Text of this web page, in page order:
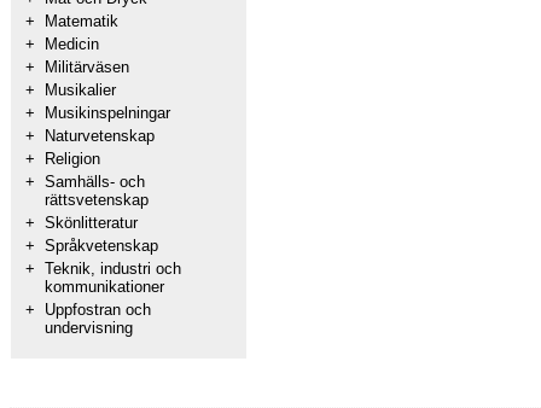
+
Matematik
+
Medicin
+
Militärväsen
+
Musikalier
+
Musikinspelningar
+
Naturvetenskap
+
Religion
+ Samhälls- och
rättsvetenskap
+ Skönlitteratur
+ Språkvetenskap
+ Teknik, industri och
kommunikationer
+
Uppfostran och
undervisning